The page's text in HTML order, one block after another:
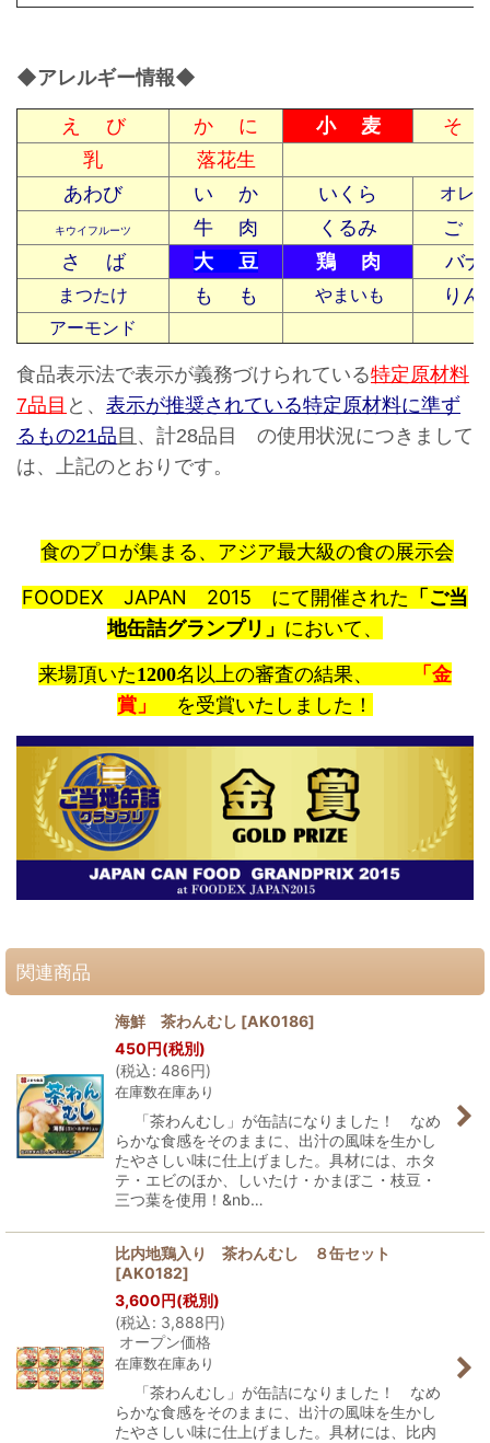
◆アレルギー情報◆
え び か に 小 麦
そ
乳
落花生
あわび
い か いくら オレ
キウイフルーツ 牛 肉 くるみ
ご
さ ば
大 豆 鶏 肉 バナ
まつたけ も も やまいも りん
アーモンド
食品表示法で表示が義務づけられている特定原材料
7品目 と、 表示が推奨されている特定原材料に準ず
るもの21品 目 、計28品目 の使用状況につきまして
は、上記のとおりです。
食のプロが集まる、アジア最大級の食の展示会
FOODEX JAPAN 2015 にて開催された 「ご当
地缶詰グランプリ」 において、
来場頂いた1200名以上の審査の結果、
「金
賞」
を受賞いたしました！
関連商品
海鮮 茶わんむし [AK0186]
450円(税別)
(税込: 486円)
在庫数在庫あり
「茶わんむし」が缶詰になりました！ なめ
らかな食感をそのままに、出汁の風味を生かし
たやさしい味に仕上げました。具材には、ホタ
テ・エビのほか、しいたけ・かまぼこ・枝豆・
三つ葉を使用！&nb…
比内地鶏入り 茶わんむし ８缶セット
[AK0182]
3,600円(税別)
(税込: 3,888円)
オープン価格
在庫数在庫あり
「茶わんむし」が缶詰になりました！ なめ
らかな食感をそのままに、出汁の風味を生かし
たやさしい味に仕上げました。具材には、比内